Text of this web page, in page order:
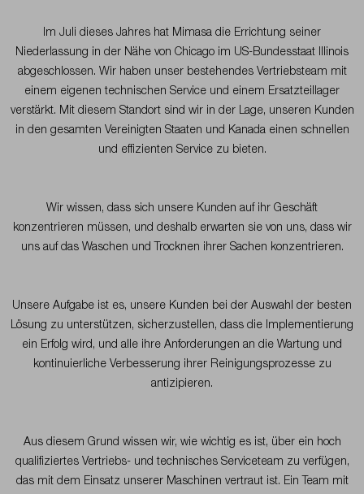
Im Juli dieses Jahres hat Mimasa die Errichtung seiner
Niederlassung in der Nähe von Chicago im US-Bundesstaat Illinois
abgeschlossen. Wir haben unser bestehendes Vertriebsteam mit
einem eigenen technischen Service und einem Ersatzteillager
verstärkt. Mit diesem Standort sind wir in der Lage, unseren Kunden
in den gesamten Vereinigten Staaten und Kanada einen schnellen
und effizienten Service zu bieten.
Wir wissen, dass sich unsere Kunden auf ihr Geschäft
konzentrieren müssen, und deshalb erwarten sie von uns, dass wir
uns auf das Waschen und Trocknen ihrer Sachen konzentrieren.
Unsere Aufgabe ist es, unsere Kunden bei der Auswahl der besten
Lösung zu unterstützen, sicherzustellen, dass die Implementierung
ein Erfolg wird, und alle ihre Anforderungen an die Wartung und
kontinuierliche Verbesserung ihrer Reinigungsprozesse zu
antizipieren.
Aus diesem Grund wissen wir, wie wichtig es ist, über ein hoch
qualifiziertes Vertriebs- und technisches Serviceteam zu verfügen,
das mit dem Einsatz unserer Maschinen vertraut ist. Ein Team mit